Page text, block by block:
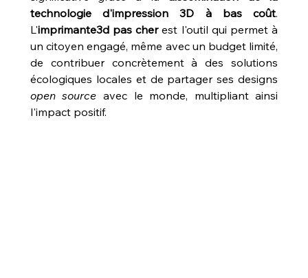
technologie d'impression 3D à bas coût.
L'imprimante3d pas cher est l'outil qui permet à
un citoyen engagé, même avec un budget limité,
de contribuer concrètement à des solutions
open source avec le monde, multipliant ainsi
l'impact positif.